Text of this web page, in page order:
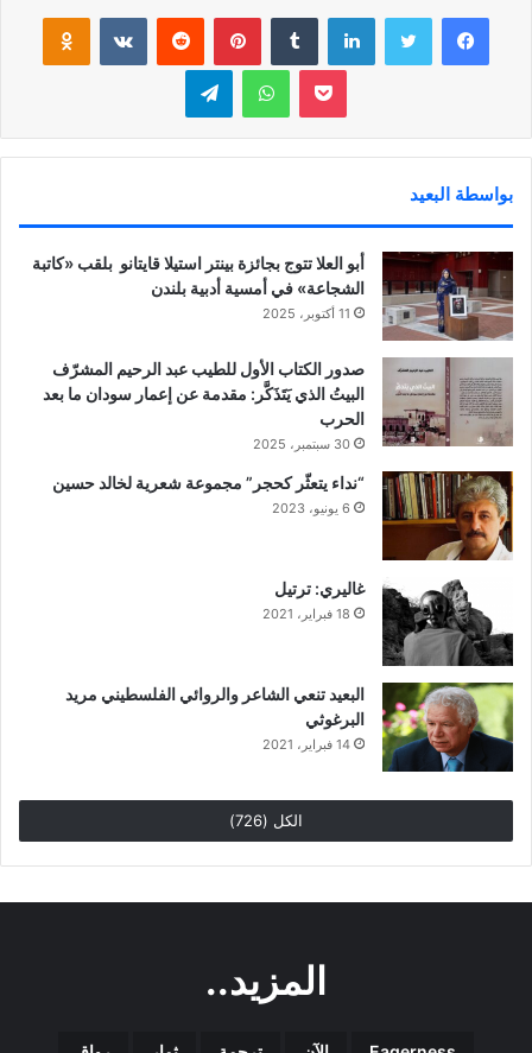
فيسبوك لينكدإن بينتيريست
بوكيت واتساب تيلقرام
بواسطة البعيد
أبو العلا تتوج بجائزة بينتر استيلا قايتانو بلقب «كاتبة
الشجاعة» في أمسية أدبية بلندن
11 أكتوبر، 2025
صدور الكتاب الأول للطيب عبد الرحيم المشرّف
البيتُ الذي يَتَذَكَّر: مقدمة عن إعمار سودان ما بعد
الحرب
30 سبتمبر، 2025
“نداء يتعثّر كحجر” مجموعة شعرية لخالد حسين
6 يونيو، 2023
غاليري: ترتيل
18 فبراير، 2021
البعيد تنعي الشاعر والروائي الفلسطيني مريد
البرغوثي
14 فبراير، 2021
الكل (726)
المزيد..